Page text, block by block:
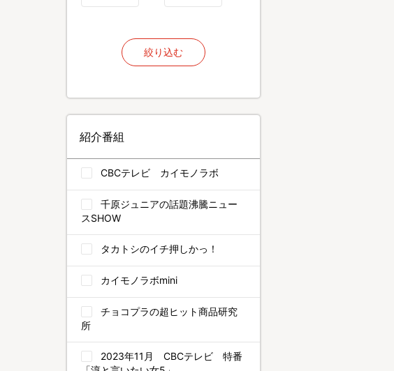
絞り込む
紹介番組
CBCテレビ カイモノラボ
千原ジュニアの話題沸騰ニュー
スSHOW
タカトシのイチ押しかっ！
カイモノラボmini
チョコプラの超ヒット商品研究
所
2023年11月 CBCテレビ 特番